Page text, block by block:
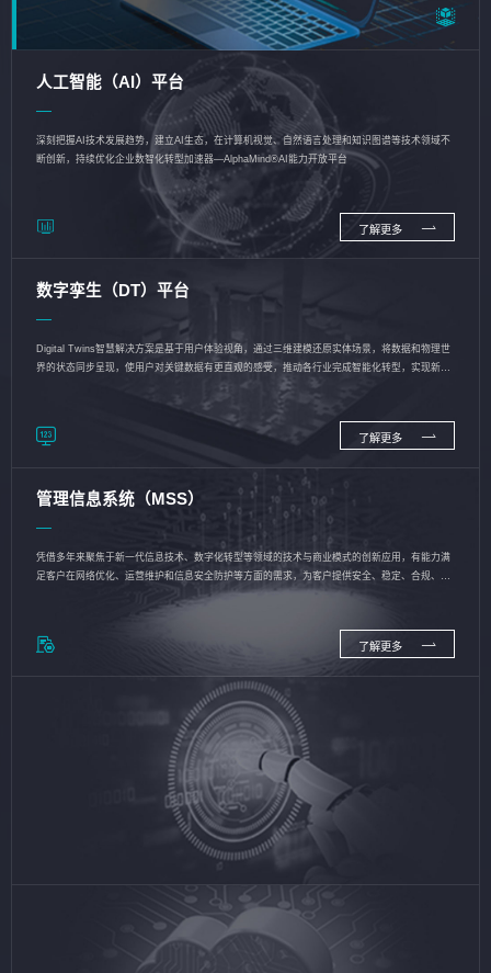
人工智能（AI）平台
深刻把握AI技术发展趋势，建立AI生态，在计算机视觉、自然语言处理和知识图谱等技术领域不
断创新，持续优化企业数智化转型加速器—AlphaMind®AI能力开放平台
了解更多
数字孪生（DT）平台
Digital Twins智慧解决方案是基于用户体验视角，通过三维建模还原实体场景，将数据和物理世
界的状态同步呈现，使用户对关键数据有更直观的感受，推动各行业完成智能化转型，实现新旧
了解更多
管理信息系统（MSS）
凭借多年来聚焦于新一代信息技术、数字化转型等领域的技术与商业模式的创新应用，有能力满
足客户在网络优化、运营维护和信息安全防护等方面的需求，为客户提供安全、稳定、合规、持
了解更多